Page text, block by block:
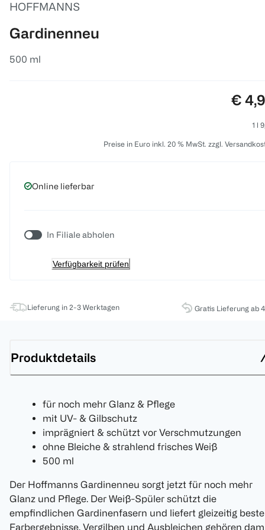
HOFFMANNS
Gardinenneu
500 ml
€
1 l
Preise in Euro inkl. 20 % MwSt. zzgl.
Online lieferbar
In Filiale abholen
Verfügbarkeit prüfen
Lieferung in 2-3 Werktagen Gratis Lieferung ab
Produktdetails
für noch mehr Glanz & Pflege
mit UV- & Gilbschutz
imprägniert & schützt vor Verschmutzungen
ohne Bleiche & strahlend frisches Weiß
500 ml
Der Hoffmanns Gardinenneu sorgt jetzt für noch mehr
Glanz und Pflege. Der Weiß-Spüler schützt die
empfindlichen Gardinenfasern und liefert gleizeitig beste
Farbergebnisse. Vergilben und Ausbleichen gehören